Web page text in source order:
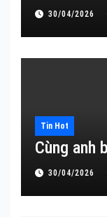
30/04/2026
Tin Hot
Cùng anh
30/04/2026